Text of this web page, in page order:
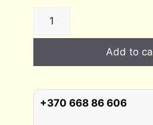
stiklintos
storis
100
Add to
+370 668 86 606